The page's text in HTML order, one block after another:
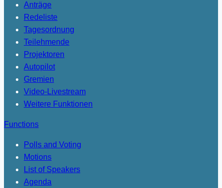
Anträge
Redeliste
Tagesordnung
Teilehmende
Projektoren
Autopilot
Gremien
Video-Livestream
Weitere Funktionen
Functions
Polls and Voting
Motions
List of Speakers
Agenda